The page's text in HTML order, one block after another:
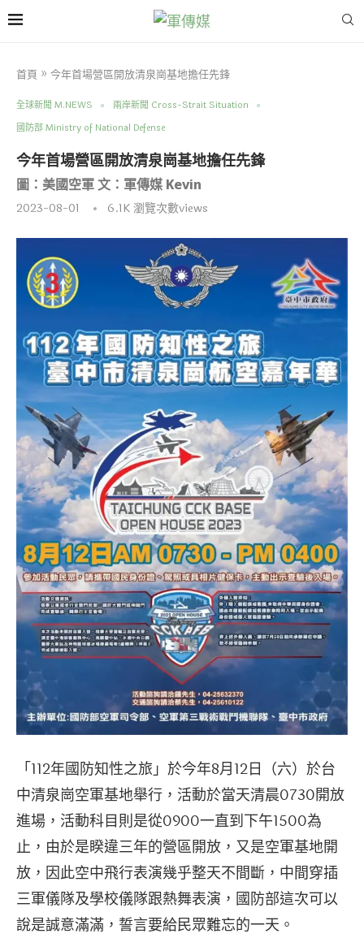
首頁 » 今年首場營區開放清泉崗基地擔任先鋒
全球新聞 M.NEWS
兩岸新聞 Cross-Strait Situation
國防部 Ministry of National Defense
今年首場營區開放清泉崗基地擔任先鋒
圖：美國空軍 文：軍傳媒 Kevin
2023-08-01 6.1K瀏覽次數views
「112年國防知性之旅」於今年8月12日（六）於台
中清泉崗空軍基地舉行，活動於當天清晨0730開放
進場，活動科目則是從0900一直到下午1500為
止，由於是睽違三年的營區開放，又是空軍基地開
放，因此空中飛行表演幾乎整天不間斷，中間穿插
三軍儀隊及學校儀隊跟熱舞表演，國防部這次可以
說是誠意滿滿，誓言要給民眾難忘的一天。